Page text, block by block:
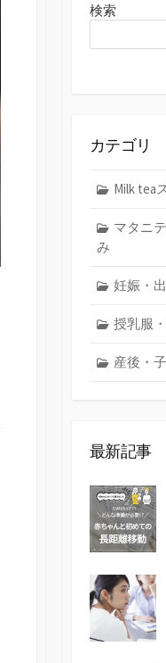
検索
カテゴリ
Milk tea
マタニ
み
妊娠・
授乳服
産後・
最新記事